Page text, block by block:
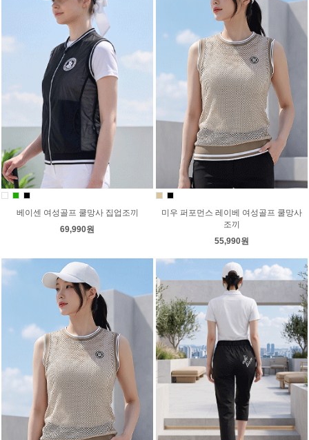
베이센 여성골프 쿨망사 집업조끼
69,990원
미우 퍼포먼스 레이베 여성골프 쿨망사
조끼
55,990원